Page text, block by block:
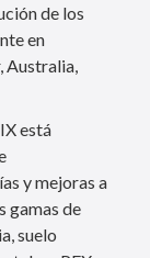
de los
en
Australia,
está
y mejoras a
gamas de
suelo